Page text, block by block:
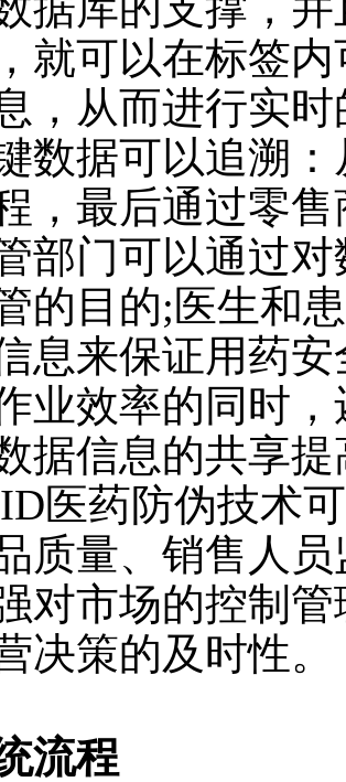
就可以在标签
，从而进行实
数据可以追溯
，最后通过零
部门可以通过
的目的;医生和
息来保证用药安
业效率的同时
据信息的共享
医药防伪技术
质量、销售人
对市场的控制
决策的及时性。
流程